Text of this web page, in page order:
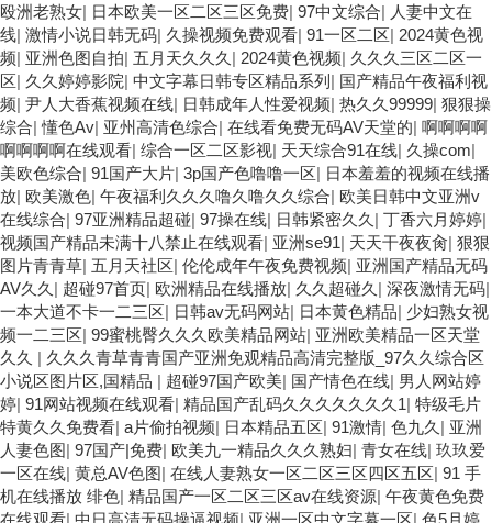
殴洲老熟女| 日本欧美一区二区三区免费| 97中文综合| 人妻中文在
线| 激情小说日韩无码| 久操视频免费观看| 91一区二区| 2024黄色视
频| 亚洲色图自拍| 五月天久久久 | 2024黄色视频| 久久久三区二区一
区| 久久婷婷影院| 中文字幕日韩专区精品系列 | 国产精品午夜福利视
频| 尹人大香蕉视频在线| 日韩成年人性爱视频| 热久久99999| 狠狠操
综合|懂色Av| 亚州高清色综合| 在线看免费无码AV天堂的| 啊啊啊啊
啊啊啊啊在线观看| 综合一区二区影视| 天天综合91在线| 久操com|
美欧色综合| 91国产大片| 3p国产色噜噜一区| 日本羞羞的视频在线播
放| 欧美激色| 午夜福利久久久噜久噜久久综合| 欧美日韩中文亚洲v
在线综合| 97亚洲精品超碰| 97操在线| 日韩紧密久久 | 丁香六月婷婷|
视频国产精品未满十八禁止在线观看| 亚洲se91| 天天干夜夜肏| 狠狠
图片青青草| 五月天社区| 伦伦成年午夜免费视频| 亚洲国产精品无码
AV久久 | 超碰97首页| 欧洲精品在线播放| 久久超碰久 | 深夜激情无码|
一本大道不卡一二三区| 日韩av无码网站| 日本黄色精品| 少妇熟女视
频一二三区| 99蜜桃臀久久久欧美精品网站| 亚洲欧美精品一区天堂
久久 | 久久久青草青青国产亚洲免观精品高清完整版_97久久综合区
小说区图片区,国精品 | 超碰97国产欧美| 国产情色在线| 男人网站婷
婷| 91网站视频在线观看| 精品国产乱码久久久久久久久1| 特级毛片
特黄久久免费看| a片偷拍视频| 日本精品五区| 91激情| 色九久 | 亚洲
人妻色图| 97国产|免费| 欧美九一精品久久久熟妇| 青女在线| 玖玖爱
一区在线| 黄总AV色图| 在线人妻熟女一区二区三区四区五区| 91 手
机在线播放 绯色| 精品国产一区二区三区av在线资源| 午夜黄色免费